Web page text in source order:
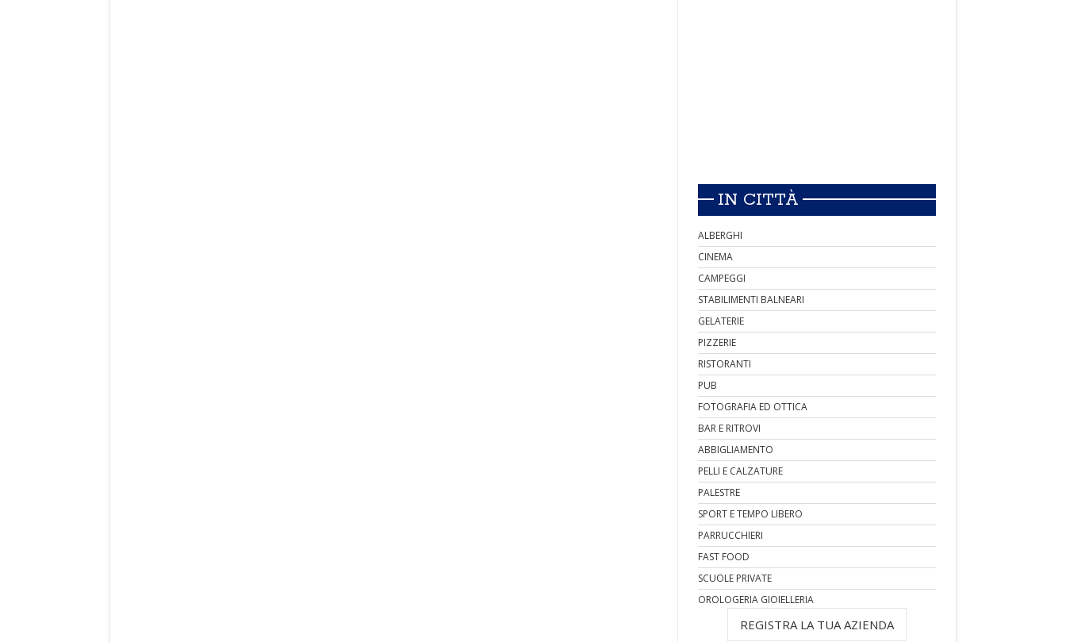
IN CITTÀ
ALBERGHI
CINEMA
CAMPEGGI
STABILIMENTI BALNEARI
GELATERIE
PIZZERIE
RISTORANTI
PUB
FOTOGRAFIA ED OTTICA
BAR E RITROVI
ABBIGLIAMENTO
PELLI E CALZATURE
PALESTRE
SPORT E TEMPO LIBERO
PARRUCCHIERI
FAST FOOD
SCUOLE PRIVATE
OROLOGERIA GIOIELLERIA
REGISTRA LA TUA AZIENDA